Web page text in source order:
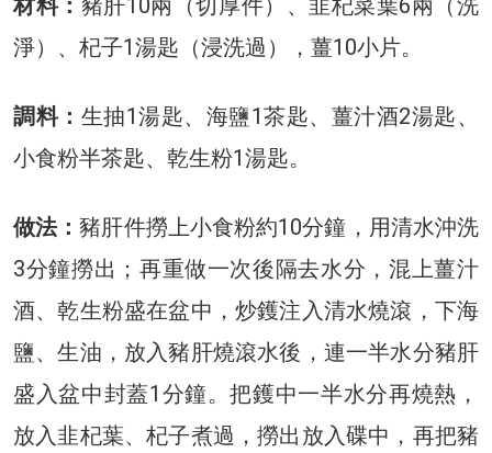
材料： 豬肝10兩（切厚件）、韭杞菜葉6兩（洗
淨）、杞子1湯匙（浸洗過），薑10小片。
調料： 生抽1湯匙、海鹽1茶匙、薑汁酒2湯匙、
小食粉半茶匙、乾生粉1湯匙。
做法：豬肝件撈上小食粉約10分鐘，用清水沖洗
3分鐘撈出；再重做一次後隔去水分，混上薑汁
酒、乾生粉盛在盆中，炒鑊注入清水燒滾，下海
鹽、生油，放入豬肝燒滾水後，連一半水分豬肝
盛入盆中封蓋1分鐘。把鑊中一半水分再燒熱，
放入韭杞葉、杞子煮過，撈出放入碟中，再把豬